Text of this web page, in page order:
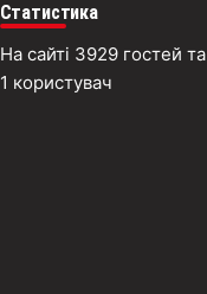
Статистика
На сайті 3929 гостей та
1 користувач